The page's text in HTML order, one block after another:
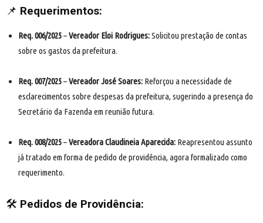
📌 Requerimentos:
Req. 006/2025–Vereador Eloi Rodrigues:Solicitou prestação de contas
sobre os gastos da prefeitura.
Req. 007/2025–Vereador José Soares: Reforçou a necessidade de
esclarecimentos sobre despesas da prefeitura, sugerindo a presença do
Secretário da Fazenda em reunião futura.
Req. 008/2025–Vereadora Claudineia Aparecida: Reapresentou assunto
já tratado em forma de pedido de providência, agora formalizado como
requerimento.
🛠 Pedidos de Providência: